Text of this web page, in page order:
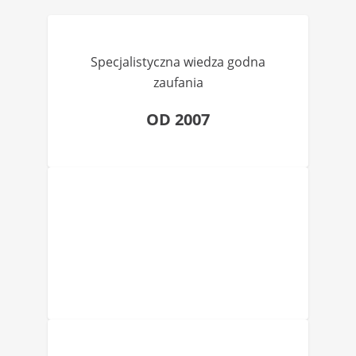
Specjalistyczna wiedza godna
zaufania
OD 2007